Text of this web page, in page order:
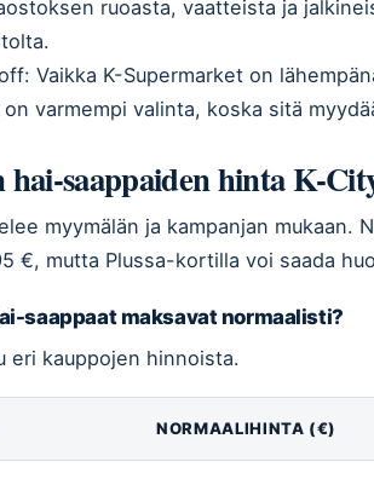
ruoasta, vaatteista ja
Vaikka K-Supermarket on
varmempi valinta, koska sitä
saappaiden hinta K-
myymälän ja kampanjan mukaan.
€, mutta Plussa-kortilla voi saada
saappaat maksavat normaalisti?
eri kauppojen hinnoista.
NORMAALIHINTA (€)